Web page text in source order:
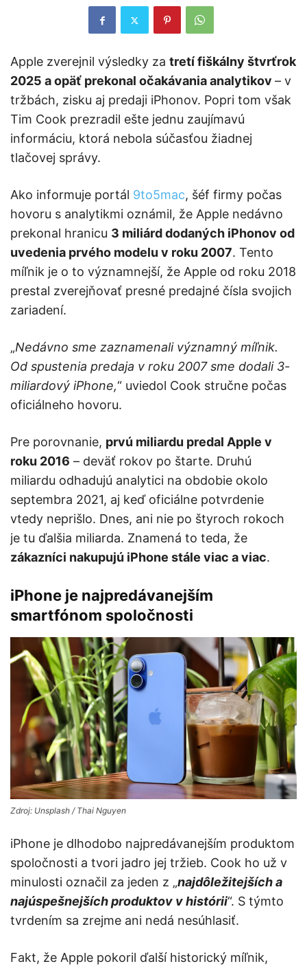
Apple zverejnil výsledky za tretí fiškálny štvrťrok
2025 a opäť prekonal očakávania analytikov – v
tržbách, zisku aj predaji iPhonov. Popri tom však
Tim Cook prezradil ešte jednu zaujímavú
informáciu, ktorá nebola súčasťou žiadnej
tlačovej správy.
Ako informuje portál 9to5mac, šéf firmy počas
hovoru s analytikmi oznámil, že Apple nedávno
prekonal hranicu 3 miliárd dodaných iPhonov od
uvedenia prvého modelu v roku 2007. Tento
míľnik je o to významnejší, že Apple od roku 2018
prestal zverejňovať presné predajné čísla svojich
zariadení.
„Nedávno sme zaznamenali významný míľnik.
Od spustenia predaja v roku 2007 sme dodali 3-
miliardový iPhone,“ uviedol Cook stručne počas
oficiálneho hovoru.
Pre porovnanie, prvú miliardu predal Apple v
roku 2016 – deväť rokov po štarte. Druhú
miliardu odhadujú analytici na obdobie okolo
septembra 2021, aj keď oficiálne potvrdenie
vtedy neprišlo. Dnes, ani nie po štyroch rokoch
je tu ďalšia miliarda. Znamená to teda, že
zákazníci nakupujú iPhone stále viac a viac.
iPhone je najpredávanejším
smartfónom spoločnosti
Zdroj: Unsplash / Thai Nguyen
iPhone je dlhodobo najpredávanejším produktom
spoločnosti a tvori jadro jej tržieb. Cook ho už v
minulosti označil za jeden z „najdôležitejších a
najúspešnejších produktov v histórii“. S týmto
tvrdením sa zrejme ani nedá nesúhlasiť.
Fakt, že Apple pokoril ďalší historický míľnik,